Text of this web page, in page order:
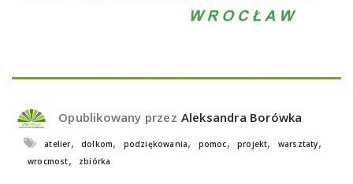
Opublikowany przez Aleksandra Borówka
atelier, dolkom, podziękowania, pomoc, projekt, warsztaty,
wrocmost, zbiórka